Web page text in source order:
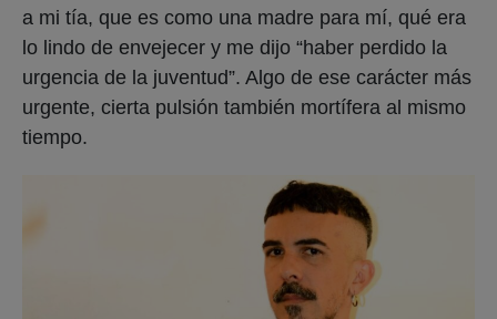
a mi tía, que es como una madre para mí, qué era
lo lindo de envejecer y me dijo “haber perdido la
urgencia de la juventud”. Algo de ese carácter más
urgente, cierta pulsión también mortífera al mismo
tiempo.